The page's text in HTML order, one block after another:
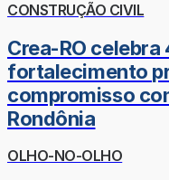
CONSTRUÇÃO CIVIL
Crea-RO
fortalecimento
compromisso
Rondônia
OLHO-NO-OLHO